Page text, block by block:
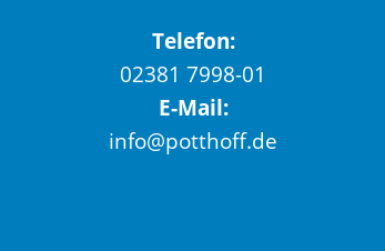
Telefon:
02381 7998-01
E-Mail:
info@potthoff.de